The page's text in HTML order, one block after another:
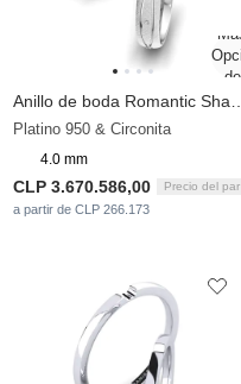
Platino 950 & Circonita
4.0 mm
CLP 3.670.586,00 Precio del par
a partir de CLP 266.173